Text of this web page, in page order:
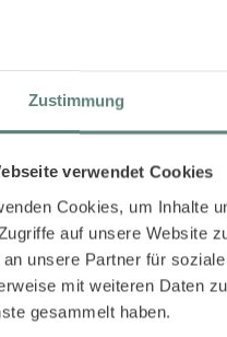
Zustimmung
verwendet Cookies
Cookies, um Inhalte
auf unsere Website
unsere Partner für
mit weiteren Daten
gesammelt haben.